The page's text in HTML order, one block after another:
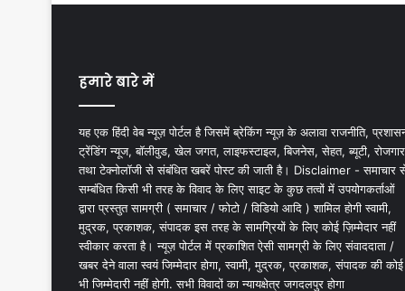
हमारे बारे में
यह एक हिंदी वेब न्यूज़ पोर्टल है जिसमें ब्रेकिंग न्यूज़ के अलावा राजनीति,
ट्रेंडिंग न्यूज, बॉलीवुड, खेल जगत, लाइफस्टाइल, बिजनेस, सेहत, ब्यूटी, रोजगार
तथा टेक्नोलॉजी से संबंधित खबरें पोस्ट की जाती है। Disclaimer - समाचार
सम्बंधित किसी भी तरह के विवाद के लिए साइट के कुछ तत्वों में उपयोगकर्ताओं
द्वारा प्रस्तुत सामग्री ( समाचार / फोटो / विडियो आदि ) शामिल होगी स्वामी,
मुद्रक, प्रकाशक, संपादक इस तरह के सामग्रियों के लिए कोई ज़िम्मेदार नहीं
स्वीकार करता है। न्यूज़ पोर्टल में प्रकाशित ऐसी सामग्री के लिए संवाददाता /
खबर देने वाला स्वयं जिम्मेदार होगा, स्वामी, मुद्रक, प्रकाशक, संपादक की कोई
भी जिम्मेदारी नहीं होगी. सभी विवादों का न्यायक्षेत्र जगदलपुर होगा